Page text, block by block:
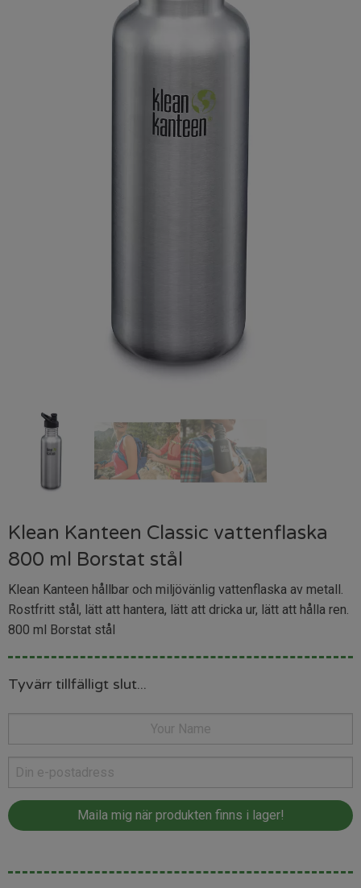
Klean Kanteen Classic vattenflaska
800 ml Borstat stål
Klean Kanteen hållbar och miljövänlig vattenflaska av metall.
Rostfritt stål, lätt att hantera, lätt att dricka ur, lätt att hålla ren.
800 ml Borstat stål
Tyvärr tillfälligt slut...